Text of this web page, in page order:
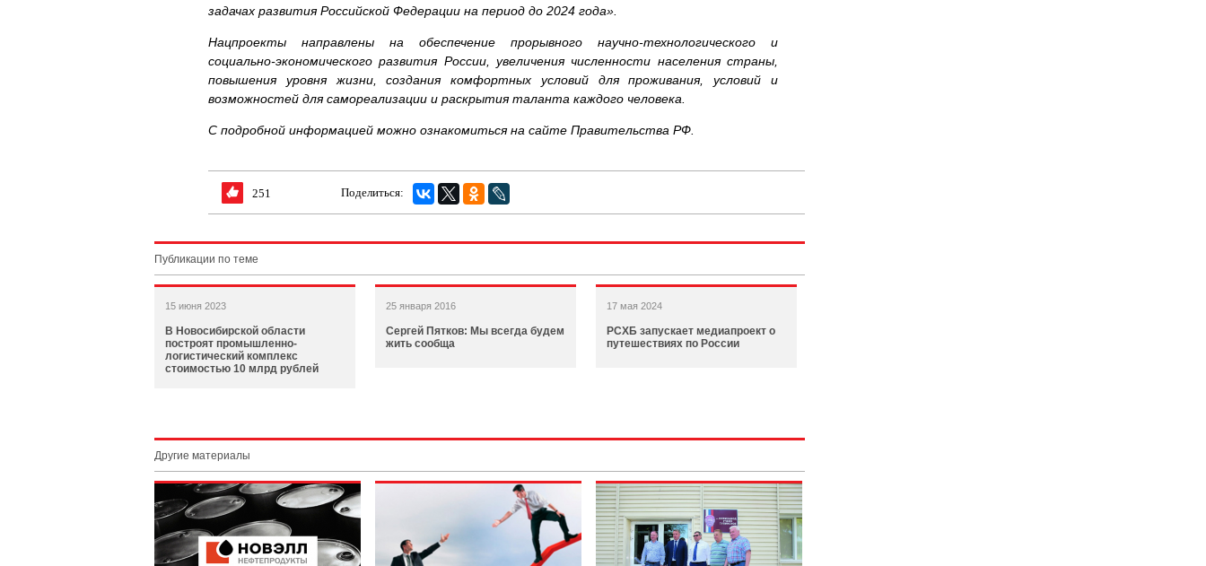
задачах развития Российской Федерации на период до 2024 года».
Нацпроекты направлены на обеспечение прорывного научно-технологического и
социально-экономического развития России, увеличения численности населения страны,
повышения уровня жизни, создания комфортных условий для проживания, условий и
возможностей для самореализации и раскрытия таланта каждого человека.
С подробной информацией можно ознакомиться на сайте Правительства РФ.
251 Поделиться:
Публикации по теме
15 июня 2023
В Новосибирской области
построят промышленно-
логистический комплекс
стоимостью 10 млрд рублей
25 января 2016
Сергей Пятков: Мы всегда будем
жить сообща
17 мая 2024
РСХБ запускает медиапроект о
путешествиях по России
Другие материалы